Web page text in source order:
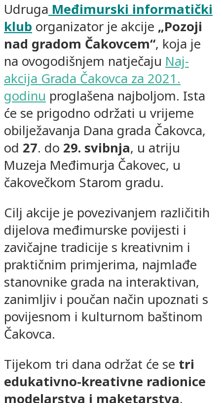
Udruga Međimurski informatički
klub organizator je akcije „Pozoji
nad gradom Čakovcem“, koja je
na ovogodišnjem natječaju Naj-
akcija Grada Čakovca za 2021.
godinu proglašena najboljom. Ista
će se prigodno održati u vrijeme
obilježavanja Dana grada Čakovca,
od 27. do 29. svibnja, u atriju
Muzeja Međimurja Čakovec, u
čakovečkom Starom gradu.
Cilj akcije je povezivanjem različitih
dijelova međimurske povijesti i
zavičajne tradicije s kreativnim i
praktičnim primjerima, najmlađe
stanovnike grada na interaktivan,
zanimljiv i poučan način upoznati s
povijesnom i kulturnom baštinom
Čakovca.
Tijekom tri dana održat će se tri
edukativno-kreativne radionice
modelarstva i maketarstva,